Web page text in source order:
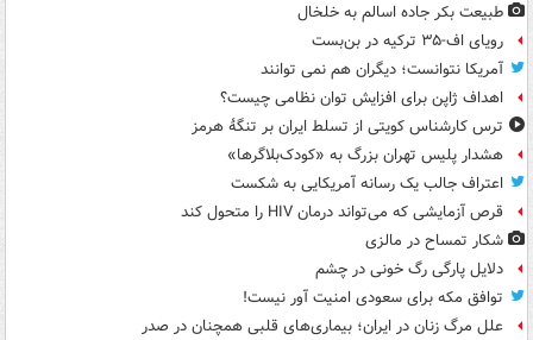
طبیعت بکر جاده اسالم به خلخال
رویای اف-۳۵ ترکیه در بن‌بست
آمریکا نتوانست؛ دیگران هم نمی توانند
اهداف ژاپن برای افزایش توان نظامی چیست؟
ترس کارشناس کویتی از تسلط ایران بر تنگۀ هرمز
هشدار پلیس تهران بزرگ به «کودک‌بلاگرها»
اعتراف جالب یک رسانه آمریکایی به شکست
قرص آزمایشی که می‌تواند درمان HIV را متحول کند
شکار تمساح در مالزی
دلایل پارگی رگ خونی در چشم
توافق مکه برای سعودی امنیت آور نیست!
علل مرگ زنان در ایران؛ بیماری‌های قلبی همچنان در صدر